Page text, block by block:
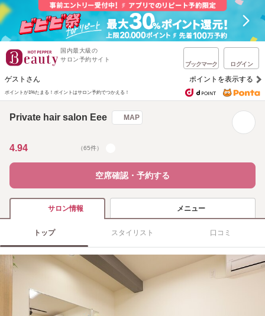
国内最大級の
サロン予約サイト
ブックマーク ログイン
ゲストさん ポイントを表示する
ポイントが1%たまる！ ポイントはサロン予約でつかえる！
Private hair salon Eee MAP
4.94 （65件）
空席確認・予約する
サロン情報 メニュー
トップ スタイリスト 口コミ